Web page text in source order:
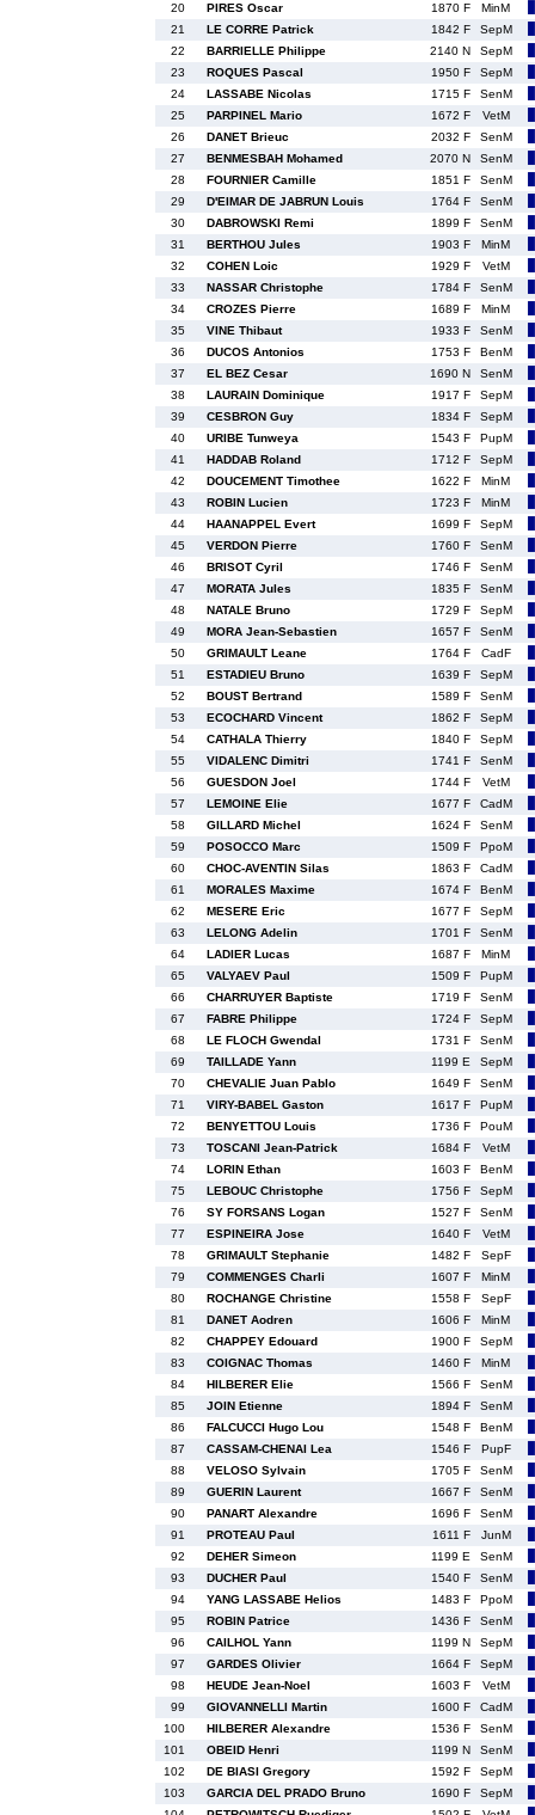
20
PIRES Oscar 1870 F
MinM
21
LE CORRE Patrick 1842 F
SepM
22
BARRIELLE Philippe 2140 N
SepM
23
ROQUES Pascal 1950 F
SepM
24
LASSABE Nicolas 1715 F
SenM
25
PARPINEL Mario 1672 F
VetM
26
DANET Brieuc 2032 F
SenM
27
BENMESBAH Mohamed 2070 N
SenM
28
FOURNIER Camille 1851 F
SenM
29
D'EIMAR DE JABRUN Louis 1764 F
SenM
30
DABROWSKI Remi 1899 F
SenM
31
BERTHOU Jules 1903 F
MinM
32
COHEN Loic 1929 F
VetM
33
NASSAR Christophe 1784 F
SenM
34
CROZES Pierre 1689 F
MinM
35
VINE Thibaut 1933 F
SenM
36
DUCOS Antonios 1753 F
BenM
37
EL BEZ Cesar 1690 N
SenM
38
LAURAIN Dominique 1917 F
SepM
39
CESBRON Guy 1834 F
SepM
40
URIBE Tunweya 1543 F
PupM
41
HADDAB Roland 1712 F
SepM
42
DOUCEMENT Timothee 1622 F
MinM
43
ROBIN Lucien 1723 F
MinM
44
HAANAPPEL Evert 1699 F
SepM
45
VERDON Pierre 1760 F
SenM
46
BRISOT Cyril 1746 F
SenM
47
MORATA Jules 1835 F
SenM
48
NATALE Bruno 1729 F
SepM
49
MORA Jean-Sebastien 1657 F
SenM
50
GRIMAULT Leane 1764 F
CadF
51
ESTADIEU Bruno 1639 F
SepM
52
BOUST Bertrand 1589 F
SenM
53
ECOCHARD Vincent 1862 F
SepM
54
CATHALA Thierry 1840 F
SepM
55
VIDALENC Dimitri 1741 F
SenM
56
GUESDON Joel 1744 F
VetM
57
LEMOINE Elie 1677 F
CadM
58
GILLARD Michel 1624 F
SenM
59
POSOCCO Marc 1509 F
PpoM
60
CHOC-AVENTIN Silas 1863 F
CadM
61
MORALES Maxime 1674 F
BenM
62
MESERE Eric 1677 F
SepM
63
LELONG Adelin 1701 F
SenM
64
LADIER Lucas 1687 F
MinM
65
VALYAEV Paul 1509 F
PupM
66
CHARRUYER Baptiste 1719 F
SenM
67
FABRE Philippe 1724 F
SepM
68
LE FLOCH Gwendal 1731 F
SenM
69
TAILLADE Yann 1199 E
SepM
70
CHEVALIE Juan Pablo 1649 F
SenM
71
VIRY-BABEL Gaston 1617 F
PupM
72
BENYETTOU Louis 1736 F
PouM
73
TOSCANI Jean-Patrick 1684 F
VetM
74
LORIN Ethan 1603 F
BenM
75
LEBOUC Christophe 1756 F
SepM
76
SY FORSANS Logan 1527 F
SenM
77
ESPINEIRA Jose 1640 F
VetM
78
GRIMAULT Stephanie 1482 F
SepF
79
COMMENGES Charli 1607 F
MinM
80
ROCHANGE Christine 1558 F
SepF
81
DANET Aodren 1606 F
MinM
82
CHAPPEY Edouard 1900 F
SepM
83
COIGNAC Thomas 1460 F
MinM
84
HILBERER Elie 1566 F
SenM
85
JOIN Etienne 1894 F
SenM
86
FALCUCCI Hugo Lou 1548 F
BenM
87
CASSAM-CHENAI Lea 1546 F
PupF
88
VELOSO Sylvain 1705 F
SenM
89
GUERIN Laurent 1667 F
SenM
90
PANART Alexandre 1696 F
SenM
91
PROTEAU Paul 1611 F
JunM
92
DEHER Simeon 1199 E
SenM
93
DUCHER Paul 1540 F
SenM
94
YANG LASSABE Helios 1483 F
PpoM
95
ROBIN Patrice 1436 F
SenM
96
CAILHOL Yann 1199 N
SepM
97
GARDES Olivier 1664 F
SepM
98
HEUDE Jean-Noel 1603 F
VetM
99
GIOVANNELLI Martin 1600 F
CadM
100
HILBERER Alexandre 1536 F
SenM
101
OBEID Henri 1199 N
SenM
102
DE BIASI Gregory 1592 F
SepM
103
GARCIA DEL PRADO Bruno 1690 F
SepM